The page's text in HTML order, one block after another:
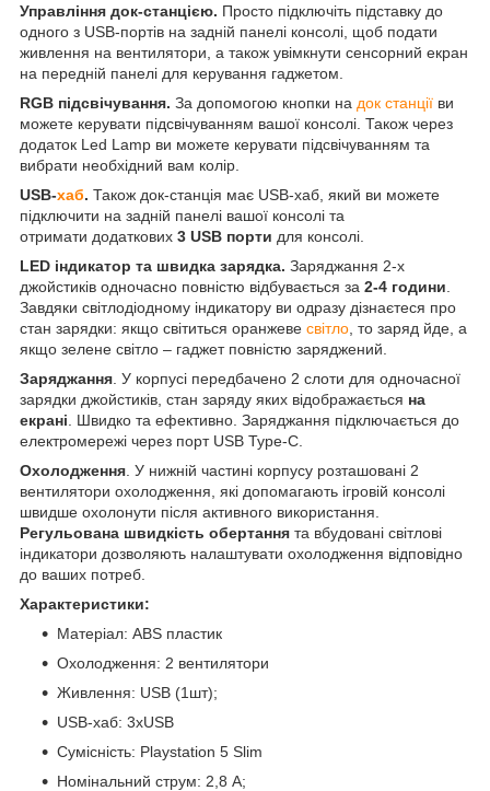
Управління док-станцією. Просто підключіть підставку до
одного з USB-портів на задній панелі консолі, щоб подати
живлення на вентилятори, а також увімкнути сенсорний екран
на передній панелі для керування гаджетом.
RGB підсвічування. За допомогою кнопки на док станції ви
можете керувати підсвічуванням вашої консолі. Також через
додаток Led Lamp ви можете керувати підсвічуванням та
вибрати необхідний вам колір.
USB-хаб. Також док-станція має USB-хаб, який ви можете
підключити на задній панелі вашої консолі та
отримати додаткових 3 USB порти для консолі.
LED індикатор та швидка зарядка. Заряджання 2-х
джойстиків одночасно повністю відбувається за 2-4 години
Завдяки світлодіодному індикатору ви одразу дізнаєтеся про
стан зарядки: якщо світиться оранжеве світло , то заряд йде, а
якщо зелене світло – гаджет повністю заряджений.
Заряджання . У корпусі передбачено 2 слоти для одночасної
зарядки джойстиків, стан заряду яких відображається на
екрані . Швидко та ефективно. Заряджання підключається до
електромережі через порт USB Type-C.
Охолодження . У нижній частині корпусу розташовані 2
вентилятори охолодження, які допомагають ігровій консолі
швидше охолонути після активного використання.
Регульована швидкість обертання та вбудовані світлові
індикатори дозволяють налаштувати охолодження відповідно
до ваших потреб.
Характеристики:
Матеріал: ABS пластик
Охолодження: 2 вентилятори
Живлення: USB (1шт);
USB-хаб: 3хUSB
Сумісність: Playstation 5 Slim
Номінальний струм: 2,8 А;